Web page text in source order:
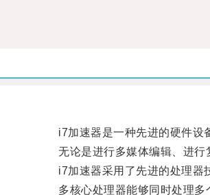
i7加速器是一种先进的硬件设备
无论是进行多媒体编辑、进行复
i7加速器采用了先进的处理器技
多核心处理器能够同时处理多